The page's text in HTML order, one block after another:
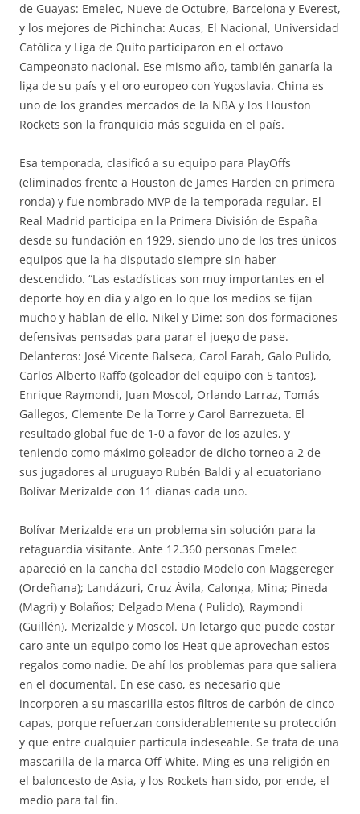
de Guayas: Emelec, Nueve de Octubre, Barcelona y Everest,
y los mejores de Pichincha: Aucas, El Nacional, Universidad
Católica y Liga de Quito participaron en el octavo
Campeonato nacional. Ese mismo año, también ganaría la
liga de su país y el oro europeo con Yugoslavia. China es
uno de los grandes mercados de la NBA y los Houston
Rockets son la franquicia más seguida en el país.
Esa temporada, clasificó a su equipo para PlayOffs
(eliminados frente a Houston de James Harden en primera
ronda) y fue nombrado MVP de la temporada regular. El
Real Madrid participa en la Primera División de España
desde su fundación en 1929, siendo uno de los tres únicos
equipos que la ha disputado siempre sin haber
descendido. “Las estadísticas son muy importantes en el
deporte hoy en día y algo en lo que los medios se fijan
mucho y hablan de ello. Nikel y Dime: son dos formaciones
defensivas pensadas para parar el juego de pase.
Delanteros: José Vicente Balseca, Carol Farah, Galo Pulido,
Carlos Alberto Raffo (goleador del equipo con 5 tantos),
Enrique Raymondi, Juan Moscol, Orlando Larraz, Tomás
Gallegos, Clemente De la Torre y Carol Barrezueta. El
resultado global fue de 1-0 a favor de los azules, y
teniendo como máximo goleador de dicho torneo a 2 de
sus jugadores al uruguayo Rubén Baldi y al ecuatoriano
Bolívar Merizalde con 11 dianas cada uno.
Bolívar Merizalde era un problema sin solución para la
retaguardia visitante. Ante 12.360 personas Emelec
apareció en la cancha del estadio Modelo con Maggereger
(Ordeñana); Landázuri, Cruz Ávila, Calonga, Mina; Pineda
(Magri) y Bolaños; Delgado Mena ( Pulido), Raymondi
(Guillén), Merizalde y Moscol. Un letargo que puede costar
caro ante un equipo como los Heat que aprovechan estos
regalos como nadie. De ahí los problemas para que saliera
en el documental. En ese caso, es necesario que
incorporen a su mascarilla estos filtros de carbón de cinco
capas, porque refuerzan considerablemente su protección
y que entre cualquier partícula indeseable. Se trata de una
mascarilla de la marca Off-White. Ming es una religión en
el baloncesto de Asia, y los Rockets han sido, por ende, el
medio para tal fin.